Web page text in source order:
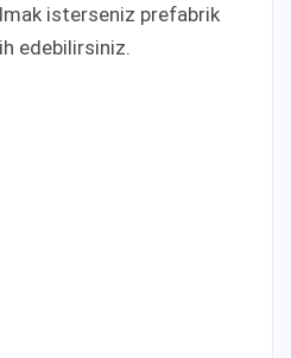
isterseniz prefabrik
edebilirsiniz.